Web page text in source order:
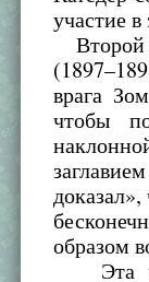
участие
Второй
врага
чтобы
образом
Эта